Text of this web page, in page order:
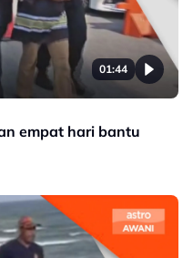
01:44
empat hari bantu